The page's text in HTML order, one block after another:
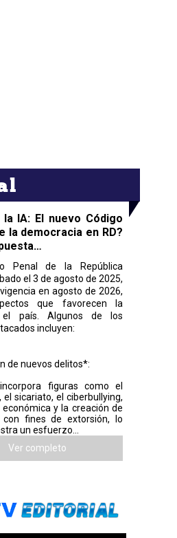
IA: El nuevo Código
la democracia en RD?
Penal de la República
el 3 de agosto de 2025,
en agosto de 2026,
que favorecen la
el país. Algunos de los
incluyen:
de nuevos delitos*:
figuras como el
el sicariato, el ciberbullying,
económica y la creación de
con fines de extorsión, lo
un esfuerzo...
Ver completo